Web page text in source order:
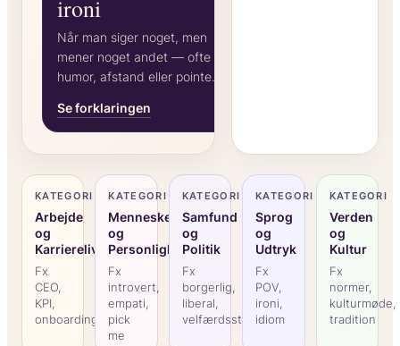
ironi
Når man siger noget, men
mener noget andet — ofte for
humor, afstand eller pointe.
Se forklaringen
KATEGORI
Arbejde
og
Karriereliv
Fx
CEO,
KPI,
onboarding
KATEGORI
Mennesker
og
Personlighed
Fx
introvert,
empati,
pick
me
KATEGORI
Samfund
og
Politik
Fx
borgerlig,
liberal,
velfærdsstat
KATEGORI
Sprog
og
Udtryk
Fx
POV,
ironi,
idiom
KATEGORI
Verden
og
Kultur
Fx
normer,
kulturmøde,
tradition